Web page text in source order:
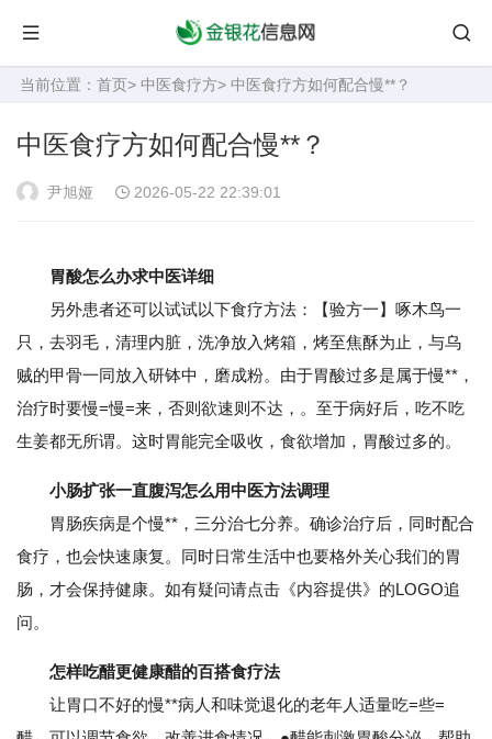
当前位置： 首页> 中医食疗方> 中医食疗方如何配合慢**？
中医食疗方如何配合慢**？
尹旭娅 2026-05-22 22:39:01
胃酸怎么办求中医详细
另外患者还可以试试以下食疗方法：【验方一】啄木鸟一
只，去羽毛，清理内脏，洗净放入烤箱，烤至焦酥为止，与乌
贼的甲骨一同放入研钵中，磨成粉。由于胃酸过多是属于慢**，
治疗时要慢=慢=来，否则欲速则不达，。至于病好后，吃不吃
生姜都无所谓。这时胃能完全吸收，食欲增加，胃酸过多的。
小肠扩张一直腹泻怎么用中医方法调理
胃肠疾病是个慢**，三分治七分养。确诊治疗后，同时配合
食疗，也会快速康复。同时日常生活中也要格外关心我们的胃
肠，才会保持健康。如有疑问请点击《内容提供》的LOGO追
问。
怎样吃醋更健康醋的百搭食疗法
让胃口不好的慢**病人和味觉退化的老年人适量吃=些=